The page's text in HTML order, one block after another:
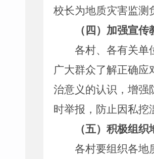
校长为地质灾害监测
（四）加强宣
各村、各有关单
广大群众了解正确
治意义的认识，增强
时举报，防止因私挖
（五）积极组
各村要组织各地